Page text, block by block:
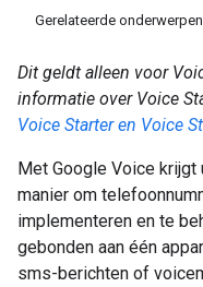
Gerelateerde onderwerpen
Dit geldt alleen voor
informatie over Voice
Voice Starter en Voice
Met Google Voice
manier om
implementeren en te
gebonden aan één
sms-berichten of